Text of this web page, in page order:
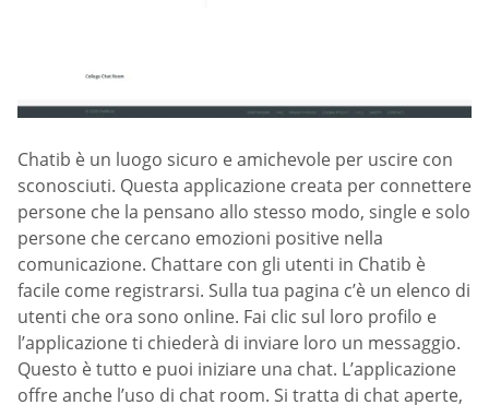
Chatib è un luogo sicuro e amichevole per uscire con
sconosciuti. Questa applicazione creata per connettere
persone che la pensano allo stesso modo, single e solo
persone che cercano emozioni positive nella
comunicazione. Chattare con gli utenti in Chatib è
facile come registrarsi. Sulla tua pagina c’è un elenco di
utenti che ora sono online. Fai clic sul loro profilo e
l’applicazione ti chiederà di inviare loro un messaggio.
Questo è tutto e puoi iniziare una chat. L’applicazione
offre anche l’uso di chat room. Si tratta di chat aperte,